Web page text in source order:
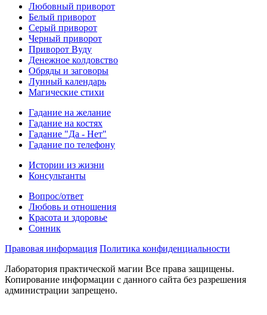
Любовный приворот
Белый приворот
Серый приворот
Черный приворот
Приворот Вуду
Денежное колдовство
Обряды и заговоры
Лунный календарь
Магические стихи
Гадание на желание
Гадание на костях
Гадание "Да - Нет"
Гадание по телефону
Истории из жизни
Консультанты
Вопрос/ответ
Любовь и отношения
Красота и здоровье
Сонник
Правовая информация Политика конфиденциальности
Лаборатория практической магии Все права защищены.
Копирование информации с данного сайта без разрешения
администрации запрещено.